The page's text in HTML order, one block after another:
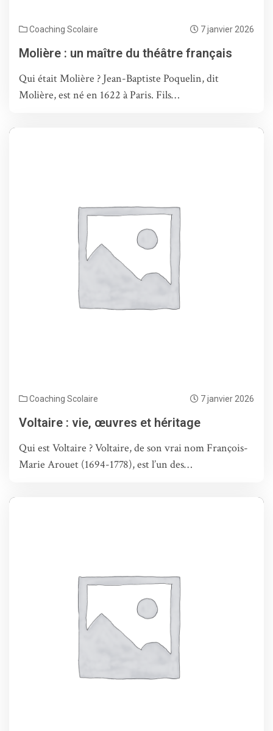
Coaching Scolaire 7 janvier 2026
Molière : un maître du théâtre français
Qui était Molière ? Jean-Baptiste Poquelin, dit
Molière, est né en 1622 à Paris. Fils…
Coaching Scolaire 7 janvier 2026
Voltaire : vie, œuvres et héritage
Qui est Voltaire ? Voltaire, de son vrai nom François-
Marie Arouet (1694-1778), est l’un des…